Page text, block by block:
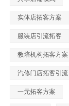
实体店拓客方案
服装店引流拓客
教培机构拓客方案
汽修门店拓客引流
一元拓客方案